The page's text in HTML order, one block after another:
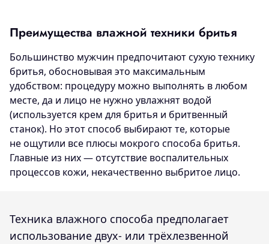
Преимущества влажной техники бритья
Большинство мужчин предпочитают сухую технику
бритья, обосновывая это максимальным
удобством: процедуру можно выполнять в любом
месте, да и лицо не нужно увлажнят водой
(используется крем для бритья и бритвенный
станок). Но этот способ выбирают те, которые
не ощутили все плюсы мокрого способа бритья.
Главные из них — отсутствие воспалительных
процессов кожи, некачественно выбритое лицо.
Техника влажного способа предполагает
использование двух- или трёхлезвенной